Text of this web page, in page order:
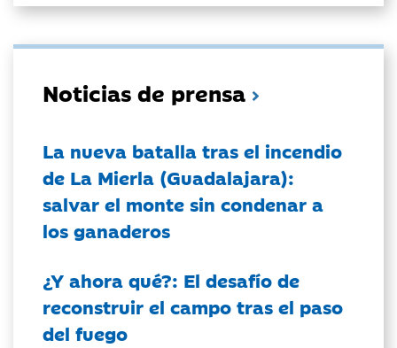
Noticias de prensa
La nueva batalla tras el incendio
de La Mierla (Guadalajara):
salvar el monte sin condenar a
los ganaderos
¿Y ahora qué?: El desafío de
reconstruir el campo tras el paso
del fuego